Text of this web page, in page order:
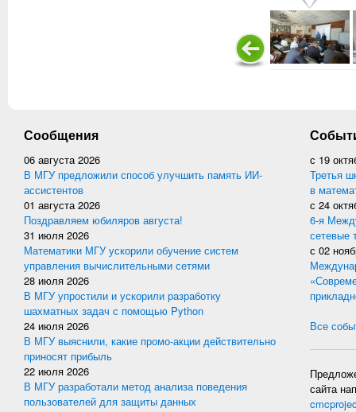
Сообщения
06 августа 2026
В МГУ предложили способ улучшить память ИИ-
ассистентов
01 августа 2026
Поздравляем юбиляров августа!
31 июля 2026
Математики МГУ ускорили обучение систем
управления вычислительными сетями
28 июля 2026
В МГУ упростили и ускорили разработку
шахматных задач с помощью Python
24 июля 2026
В МГУ выяснили, какие промо-акции действительно
приносят прибыль
22 июля 2026
В МГУ разработали метод анализа поведения
пользователей для защиты данных
с 19
Третья
в
с 24
6-я
сетевые
с 02
Все
сайта